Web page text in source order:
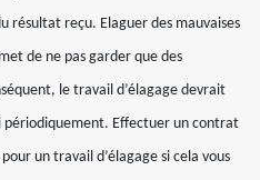
résultat reçu. Elaguer des mauvaises
de ne pas garder que des
le travail d’élagage devrait
Effectuer un contrat
un travail d’élagage si cela vous